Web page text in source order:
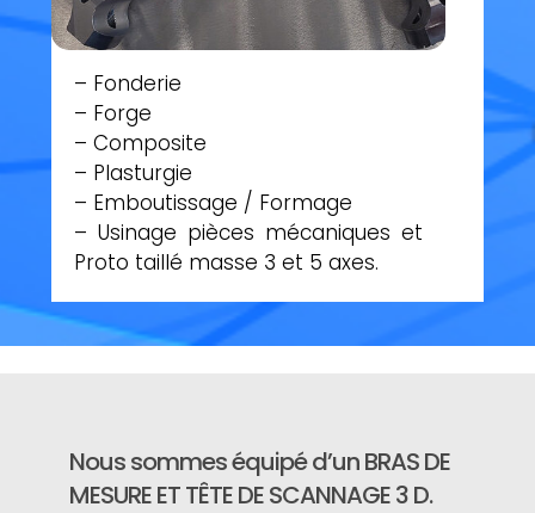
– Fonderie
– Forge
– Composite
– Plasturgie
– Emboutissage / Formage
– Usinage pièces mécaniques et
Proto taillé masse 3 et 5 axes.
Nous sommes équipé d’un BRAS DE
MESURE ET TÊTE DE SCANNAGE 3 D.